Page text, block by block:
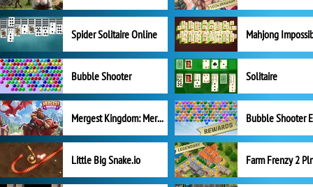
Spider Solitaire Online Mahjong
Bubble Shooter Solitaire
Mergest Kingdom: Merge Puzzle
Little Big Snake.io